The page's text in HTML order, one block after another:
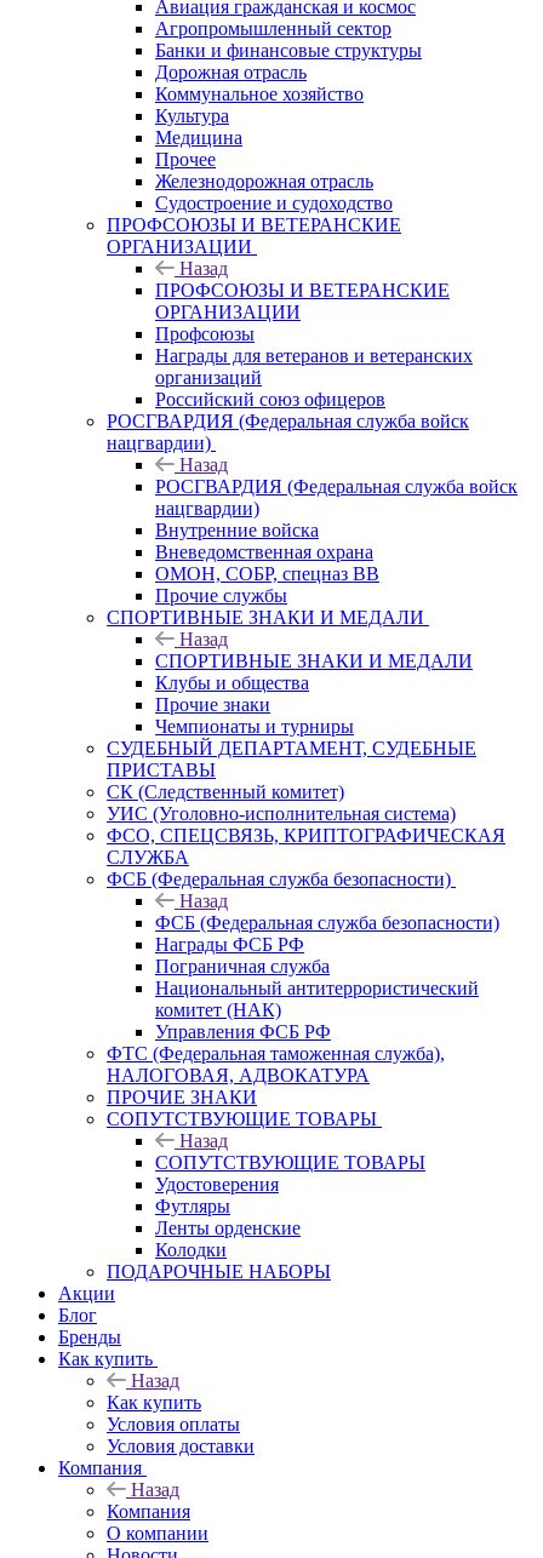
Авиация гражданская и космос
Агропромышленный сектор
Банки и финансовые структуры
Дорожная отрасль
Коммунальное хозяйство
Культура
Медицина
Прочее
Железнодорожная отрасль
Судостроение и судоходство
ПРОФСОЮЗЫ И ВЕТЕРАНСКИЕ
ОРГАНИЗАЦИИ
Назад
ПРОФСОЮЗЫ И ВЕТЕРАНСКИЕ
ОРГАНИЗАЦИИ
Профсоюзы
Награды для ветеранов и ветеранских
организаций
Российский союз офицеров
РОСГВАРДИЯ (Федеральная служба войск
нацгвардии)
Назад
РОСГВАРДИЯ (Федеральная служба войск
нацгвардии)
Внутренние войска
Вневедомственная охрана
ОМОН, СОБР, спецназ ВВ
Прочие службы
СПОРТИВНЫЕ ЗНАКИ И МЕДАЛИ
Назад
СПОРТИВНЫЕ ЗНАКИ И МЕДАЛИ
Клубы и общества
Прочие знаки
Чемпионаты и турниры
СУДЕБНЫЙ ДЕПАРТАМЕНТ, СУДЕБНЫЕ
ПРИСТАВЫ
СК (Следственный комитет)
УИС (Уголовно-исполнительная система)
ФСО, СПЕЦСВЯЗЬ, КРИПТОГРАФИЧЕСКАЯ
СЛУЖБА
ФСБ (Федеральная служба безопасности)
Назад
ФСБ (Федеральная служба безопасности)
Награды ФСБ РФ
Пограничная служба
Национальный антитеррористический
комитет (НАК)
Управления ФСБ РФ
ФТС (Федеральная таможенная служба),
НАЛОГОВАЯ, АДВОКАТУРА
ПРОЧИЕ ЗНАКИ
СОПУТСТВУЮЩИЕ ТОВАРЫ
Назад
СОПУТСТВУЮЩИЕ ТОВАРЫ
Удостоверения
Футляры
Ленты орденские
Колодки
ПОДАРОЧНЫЕ НАБОРЫ
Акции
Блог
Бренды
Как купить
Назад
Как купить
Условия оплаты
Условия доставки
Компания
Назад
Компания
О компании